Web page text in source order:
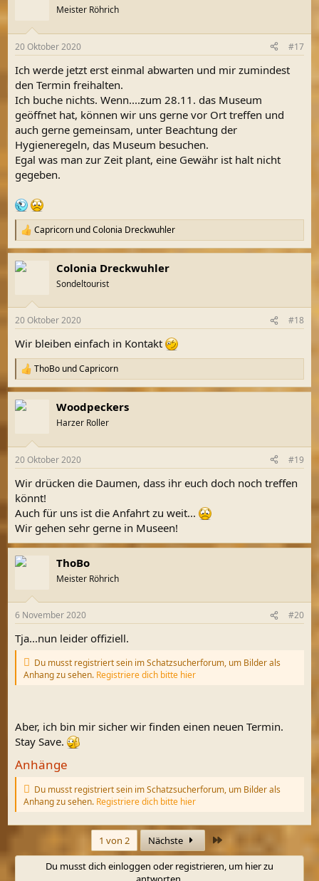
Meister Röhrich
20 Oktober 2020 #17
Ich werde jetzt erst einmal abwarten und mir zumindest
den Termin freihalten.
Ich buche nichts. Wenn....zum 28.11. das Museum
geöffnet hat, können wir uns gerne vor Ort treffen und
auch gerne gemeinsam, unter Beachtung der
Hygieneregeln, das Museum besuchen.
Egal was man zur Zeit plant, eine Gewähr ist halt nicht
gegeben.
R
e
a
k
e
:
Capricorn undColonia Dreckwuhler
Colonia Dreckwuhler
Sondeltourist
20 Oktober 2020 #18
Wir bleiben einfach in Kontakt
R
e
a
k
e
:
ThoBo undCapricorn
Woodpeckers
Harzer Roller
20 Oktober 2020 #19
Wir drücken die Daumen, dass ihr euch doch noch treffen
könnt!
Auch für uns ist die Anfahrt zu weit...
Wir gehen sehr gerne in Museen!
ThoBo
Meister Röhrich
6 November 2020 #20
Tja...nun leider offiziell.
Du musst registriert sein im Schatzsucherforum, um Bilder als
Anhang zu sehen. Registriere dich bitte hier
Aber, ich bin mir sicher wir finden einen neuen Termin.
Stay Save.
Anhänge
Du musst registriert sein im Schatzsucherforum, um Bilder als
Anhang zu sehen. Registriere dich bitte hier
1 von 2 Nächste
Du musst dich einloggen oder registrieren, um hier zu